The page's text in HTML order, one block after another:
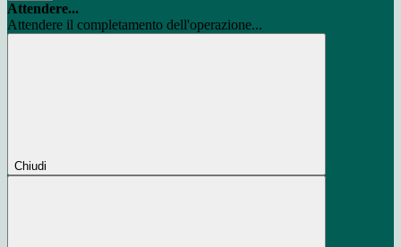
Attendere...
Attendere il completamento dell'operazione...
Chiudi